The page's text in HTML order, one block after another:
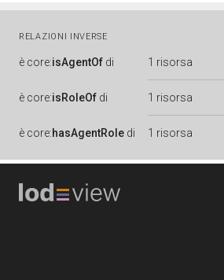
RELAZIONI INVERSE
è core:isAgentOf di 1 risorsa
è core:isRoleOf di 1 risorsa
è core:hasAgentRole di 1 risorsa